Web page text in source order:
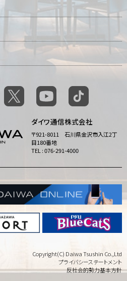
ダイワ通信株式会社
〒921-8011 石川県金沢市入江2丁
目180番地
TEL : 076-291-4000
Copyright(C) Daiwa Tsushin Co.,Ltd
プライバシーステートメント
反社会的勢力基本方針